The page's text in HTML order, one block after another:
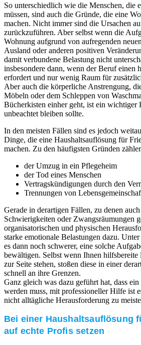
So unterschiedlich wie die Menschen, die
müssen, sind auch die Gründe, die eine
machen. Nicht immer sind die Ursachen
zurückzuführen. Aber selbst wenn die
Wohnung aufgrund von aufregenden
Ausland oder anderen positiven
damit verbundene Belastung nicht
insbesondere dann, wenn der Beruf einen
erfordert und nur wenig Raum für
Aber auch die körperliche Anstrengung,
Möbeln oder dem Schleppen von
Bücherkisten einher geht, ist ein wichtiger
unbeachtet bleiben sollte.
In den meisten Fällen sind es jedoch
Dinge, die eine Haushaltsauflösung für
machen. Zu den häufigsten Gründen
der Umzug in ein Pflegeheim
der Tod eines Menschen
Vertragskündigungen durch den
Trennungen von
Gerade in derartigen Fällen, zu denen
Schwierigkeiten oder Zwangsräumungen
organisatorischen und physischen
starke emotionale Belastungen dazu.
es dann noch schwerer, eine solche
bewältigen. Selbst wenn Ihnen hilfsbereite
zur Seite stehen, stoßen diese in einer
schnell an ihre Grenzen.
Ganz gleich was dazu geführt hat, dass
werden muss, mit professioneller Hilfe ist
nicht alltägliche Herausforderung zu
Bei einer Haushaltsauflösung
auf echte Profis setzen